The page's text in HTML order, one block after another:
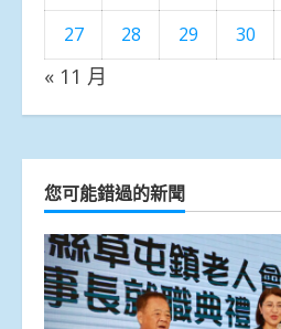
27
28 29 30
« 11 月
您可能錯過的新聞